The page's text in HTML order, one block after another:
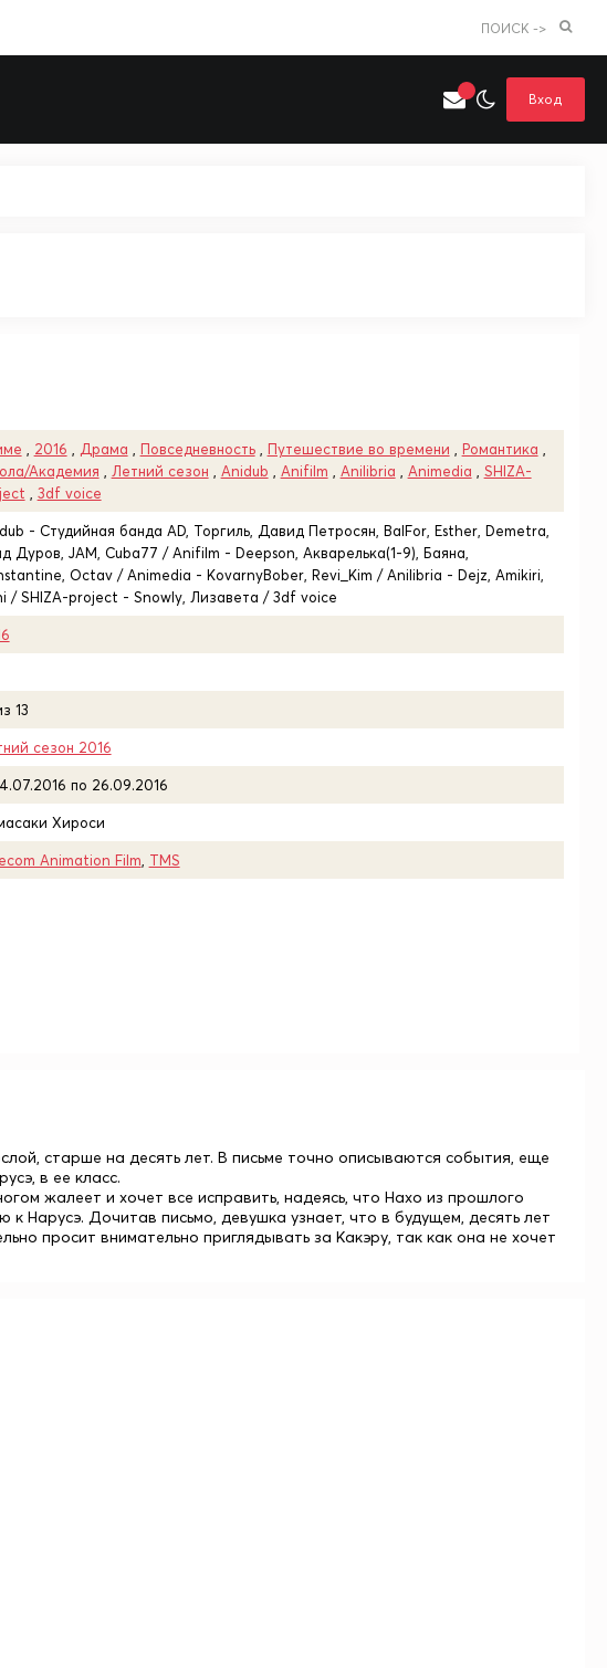
ПОИСК ->
Вход
2016 Драма Повседневность, Путешествие во времени Романтика
Академия
Летний сезон Anidub Anifilm Anilibria Animedia
SHIZA-
3df voice
- Студийная банда AD, Торгиль, Давид Петросян, BalFor, Esther, Demetra,
Дуров, JAM, Cuba77 / Anifilm - Deepson, Акварелька(1-9), Баяна,
Octav / Animedia - KovarnyBober, Revi_Kim / Anilibria - Dejz, Amikiri,
/ SHIZA-project - Snowly, Лизавета / 3df voice
13
сезон 2016
по 26.09.2016
Хироси
Animation Film TMS
старше на десять лет. В письме точно описываются события, еще
в ее класс.
жалеет и хочет все исправить, надеясь, что Нахо из прошлого
Нарусэ. Дочитав письмо, девушка узнает, что в будущем, десять лет
просит внимательно приглядывать за Какэру, так как она не хочет